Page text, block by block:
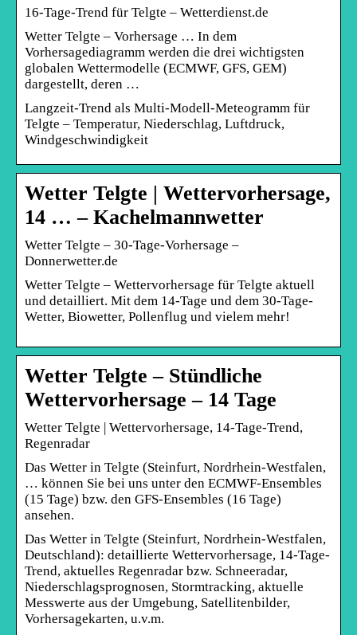
16-Tage-Trend für Telgte – Wetterdienst.de
Wetter Telgte – Vorhersage … In dem
Vorhersagediagramm werden die drei wichtigsten
globalen Wettermodelle (ECMWF, GFS, GEM)
dargestellt, deren …
Langzeit-Trend als Multi-Modell-Meteogramm für
Telgte – Temperatur, Niederschlag, Luftdruck,
Windgeschwindigkeit
Wetter Telgte | Wettervorhersage,
14 … – Kachelmannwetter
Wetter Telgte – 30-Tage-Vorhersage –
Donnerwetter.de
Wetter Telgte – Wettervorhersage für Telgte aktuell
und detailliert. Mit dem 14-Tage und dem 30-Tage-
Wetter, Biowetter, Pollenflug und vielem mehr!
Wetter Telgte – Stündliche
Wettervorhersage – 14 Tage
Wetter Telgte | Wettervorhersage, 14-Tage-Trend,
Regenradar
Das Wetter in Telgte (Steinfurt, Nordrhein-Westfalen,
… können Sie bei uns unter den ECMWF-Ensembles
(15 Tage) bzw. den GFS-Ensembles (16 Tage)
ansehen.
Das Wetter in Telgte (Steinfurt, Nordrhein-Westfalen,
Deutschland): detaillierte Wettervorhersage, 14-Tage-
Trend, aktuelles Regenradar bzw. Schneeradar,
Niederschlagsprognosen, Stormtracking, aktuelle
Messwerte aus der Umgebung, Satellitenbilder,
Vorhersagekarten, u.v.m.